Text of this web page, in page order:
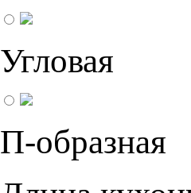
Угловая
П-образная